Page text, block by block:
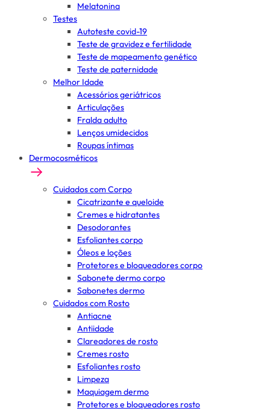
Melatonina
Testes
Autoteste covid-19
Teste de gravidez e fertilidade
Teste de mapeamento genético
Teste de paternidade
Melhor Idade
Acessórios geriátricos
Articulações
Fralda adulto
Lenços umidecidos
Roupas íntimas
Dermocosméticos
Cuidados com Corpo
Cicatrizante e queloide
Cremes e hidratantes
Desodorantes
Esfoliantes corpo
Óleos e loções
Protetores e bloqueadores corpo
Sabonete dermo corpo
Sabonetes dermo
Cuidados com Rosto
Antiacne
Antiidade
Clareadores de rosto
Cremes rosto
Esfoliantes rosto
Limpeza
Maquiagem dermo
Protetores e bloqueadores rosto